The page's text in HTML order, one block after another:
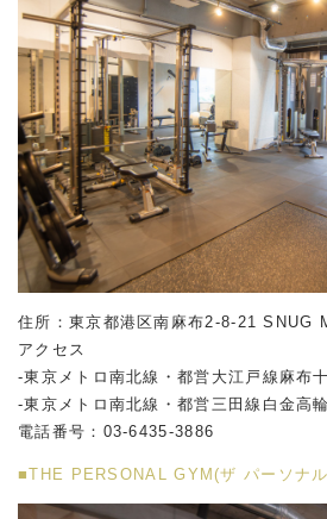
住所：東京都港区南麻布2-8-21 SNUG
アクセス
-東京メトロ南北線・都営大江戸線麻布
-東京メトロ南北線・都営三田線白金高
電話番号： 03-6435-3886
■THE PERSONAL GYM(ザ パーソナ